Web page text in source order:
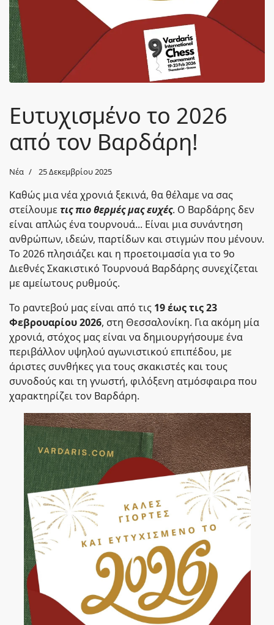
Ευτυχισμένο το 2026
από τον Βαρδάρη!
Νέα 25 Δεκεμβρίου 2025
Καθώς μια νέα χρονιά ξεκινά, θα θέλαμε να σας
στείλουμετις πιο θερμές μας ευχές. Ο Βαρδάρης δεν
είναι απλώς ένα τουρνουά... Είναι μια συνάντηση
ανθρώπων, ιδεών, παρτίδων και στιγμών που μένουν.
Το 2026 πλησιάζει και η προετοιμασία για το 9ο
Διεθνές Σκακιστικό Τουρνουά Βαρδάρης συνεχίζεται
με αμείωτους ρυθμούς.
Το ραντεβού μας είναι από τις 19 έως τις 23
Φεβρουαρίου 2026, στη Θεσσαλονίκη. Για ακόμη μία
χρονιά, στόχος μας είναι να δημιουργήσουμε ένα
περιβάλλον υψηλού αγωνιστικού επιπέδου, με
άριστες συνθήκες για τους σκακιστές και τους
συνοδούς και τη γνωστή, φιλόξενη ατμόσφαιρα που
χαρακτηρίζει τον Βαρδάρη.